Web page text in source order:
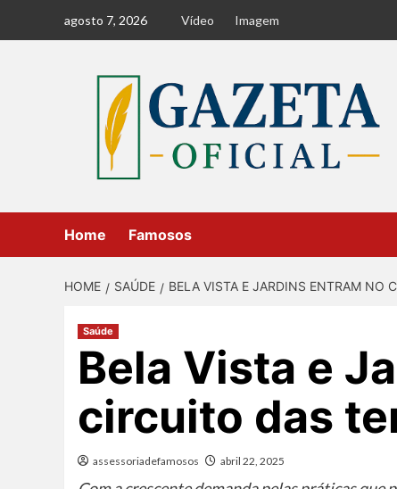
agosto 7, 2026 Vídeo Imagem
Home Famosos
HOME SAÚDE BELA VISTA E JARDINS ENTRAM NO
Saúde
Bela Vista e
circuito das
assessoriadefamosos abril 22, 2025